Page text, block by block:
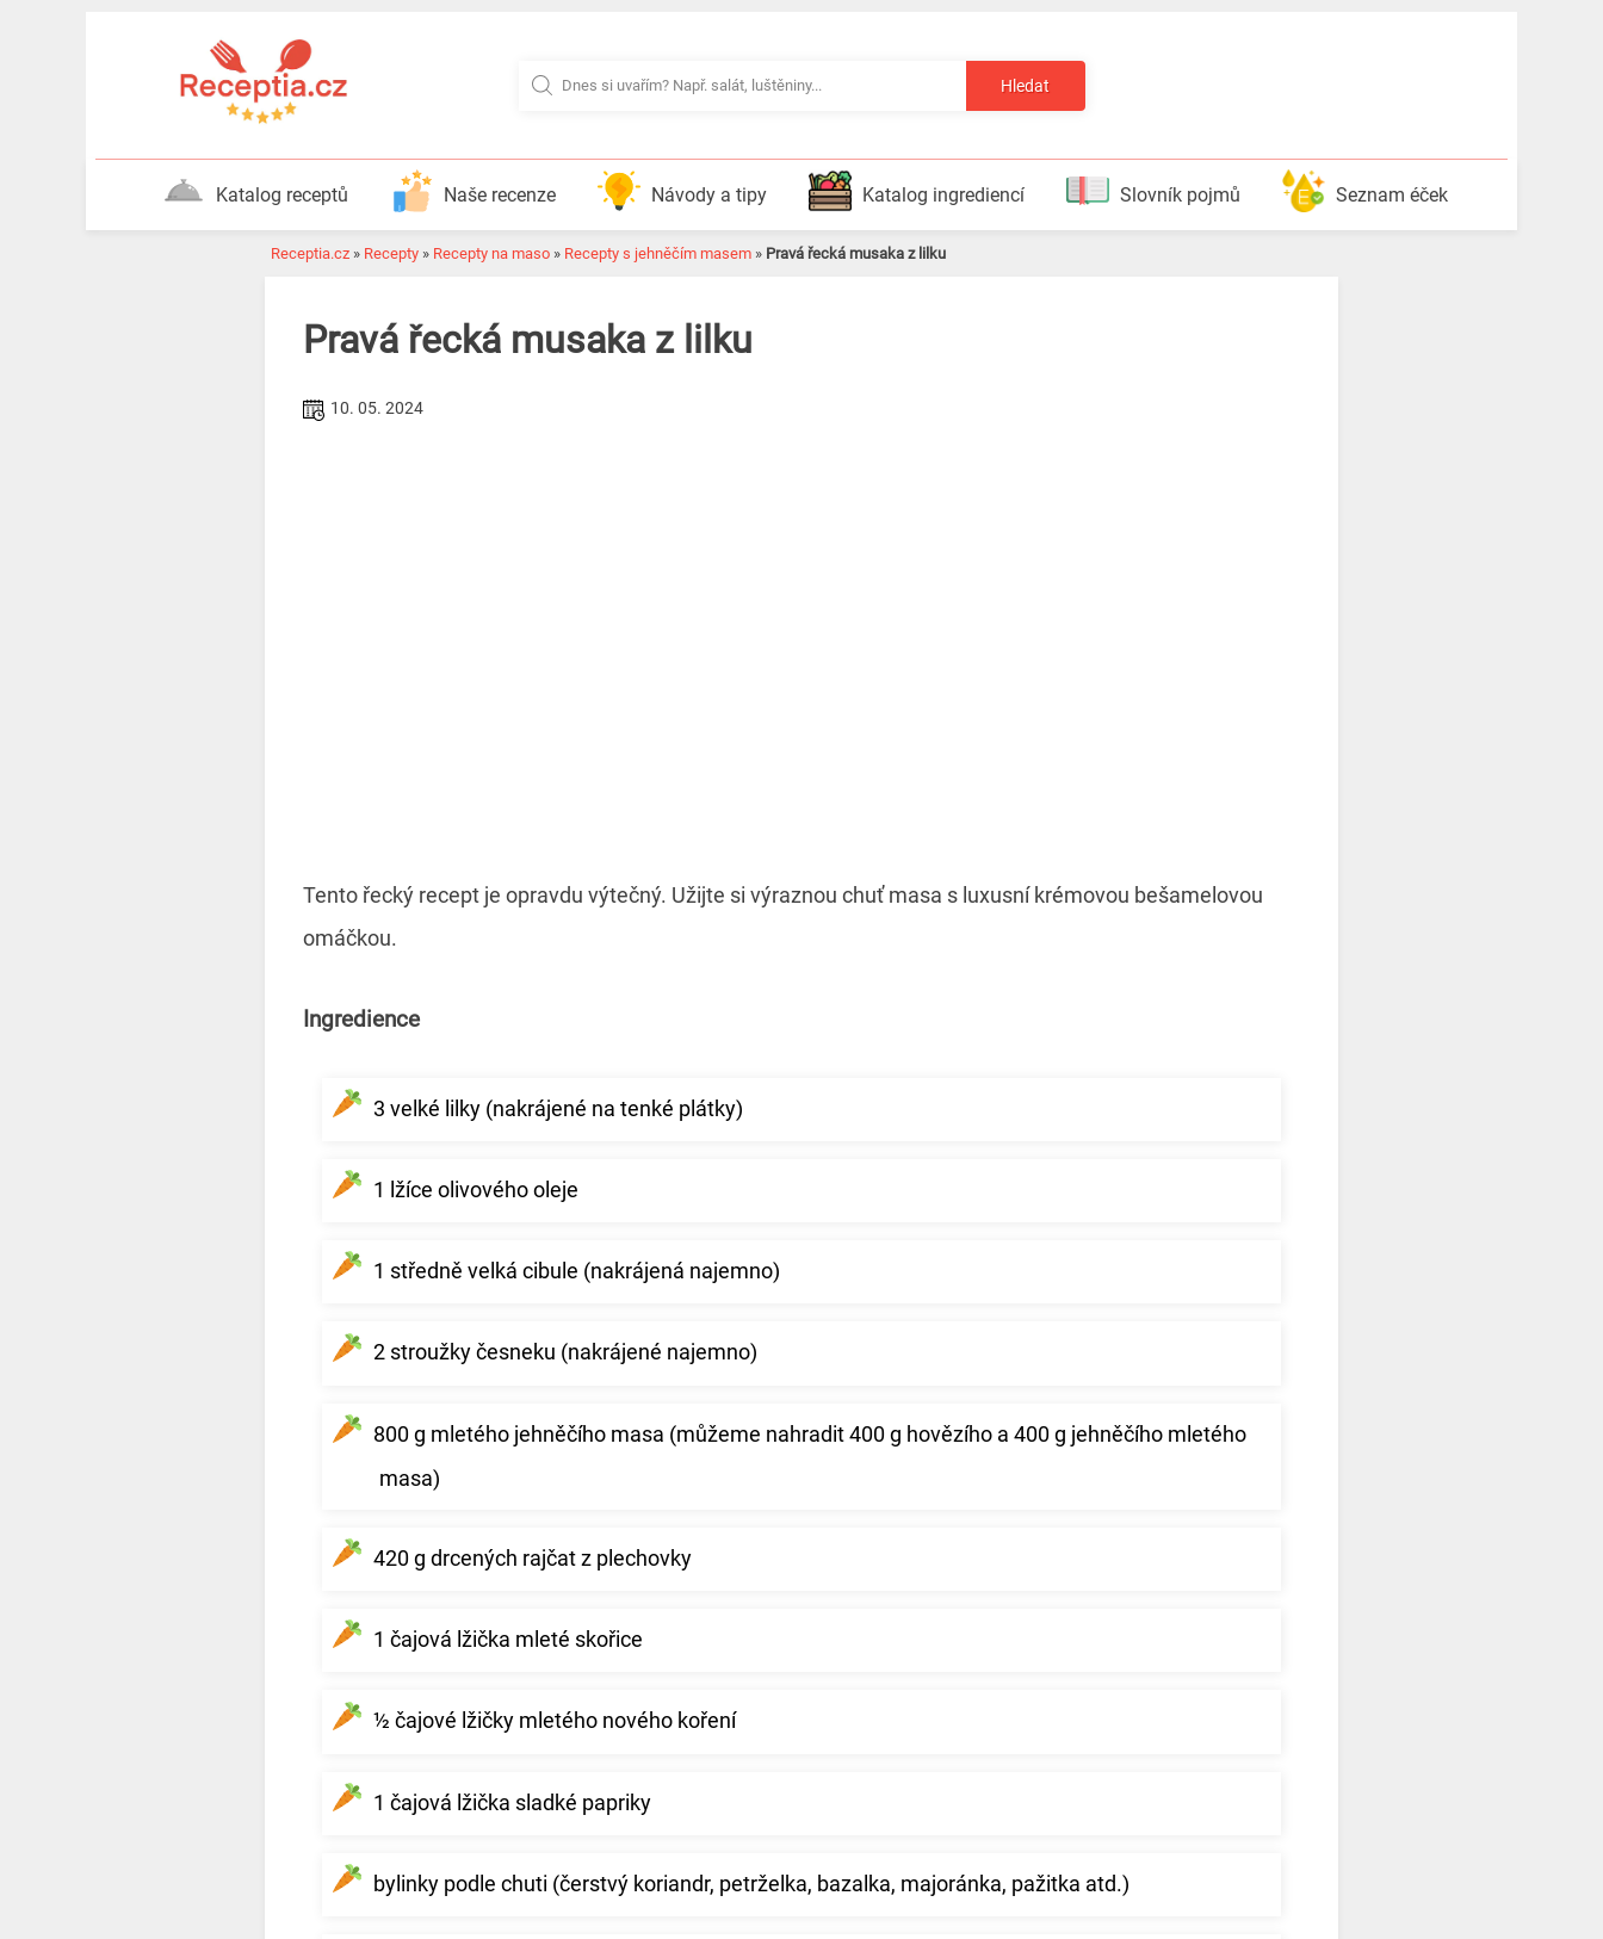
Hledat
Katalog receptů Naše recenze Návody a tipy Katalog ingrediencí Slovník pojmů Seznam éček
Receptia.cz » Recepty » Recepty na maso » Recepty s jehněčím masem » Pravá řecká musaka z lilku
Pravá řecká musaka z lilku
10. 05. 2024
Tento řecký recept je opravdu výtečný. Užijte si výraznou chuť masa s luxusní krémovou bešamelovou
omáčkou.
Ingredience
3 velké lilky (nakrájené na tenké plátky)
1 lžíce olivového oleje
1 středně velká cibule (nakrájená najemno)
2 stroužky česneku (nakrájené najemno)
800 g mletého jehněčího masa (můžeme nahradit 400 g hovězího a 400 g jehněčího mletého
masa)
420 g drcených rajčat z plechovky
1 čajová lžička mleté skořice
½ čajové lžičky mletého nového koření
1 čajová lžička sladké papriky
bylinky podle chuti (čerstvý koriandr, petrželka, bazalka, majoránka, pažitka atd.)